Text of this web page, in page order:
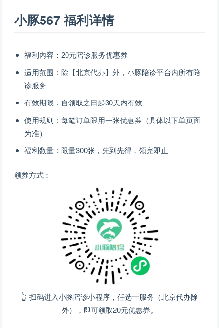
小豚567 福利详情
福利内容：20元陪诊服务优惠券
适用范围：除【北京代办】外，小豚陪诊平台内所有陪
诊服务
有效期限：自领取之日起30天内有效
使用规则：每笔订单限用一张优惠券（具体以下单页面
为准）
福利数量：限量300张，先到先得，领完即止
领券方式：
👆 扫码进入小豚陪诊小程序，任选一服务（北京代办除
外），即可领取20元优惠券。